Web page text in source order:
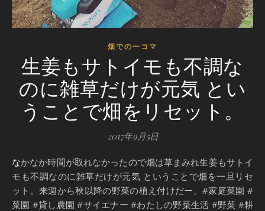
畑での一コマ
生姜もサトイモも不調な
のに雑草だけが元気 とい
うことで畑をリセット。
2017年9月5日
なかなか時間が取れなかったので畑は草まみれ生姜もサトイ
モも不調なのに雑草だけが元気 ということで畑を一旦リセ
ット。来週から秋以降の野菜の植え付けだー。#家庭菜園 #
菜園 #貸し農園 #サイエナー #わたしの野菜生活 #野菜 #耕